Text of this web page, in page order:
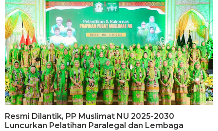
Resmi Dilantik, PP Muslimat NU 2025-2030
Luncurkan Pelatihan Paralegal dan Lembaga